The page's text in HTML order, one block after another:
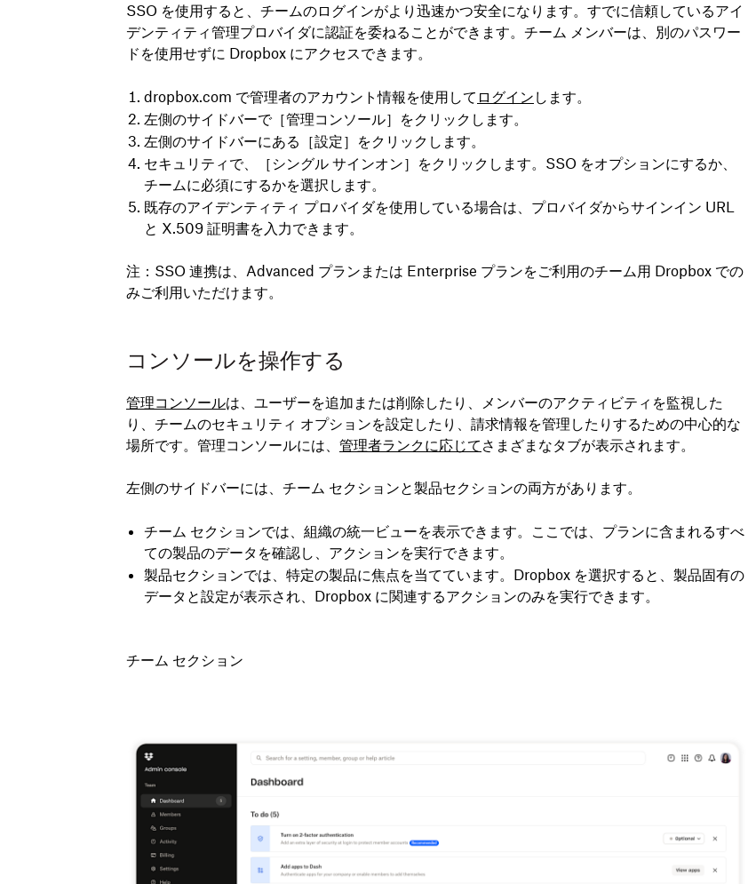
SSO を使用すると、チームのログインがより迅速かつ安全になります。すでに信頼しているアイ
デンティティ管理プロバイダに認証を委ねることができます。チーム メンバーは、別のパスワー
ドを使用せずに Dropbox にアクセスできます。
dropbox.com で管理者のアカウント情報を使用して ログイン します。
左側のサイドバーで［管理コンソール］をクリックします。
左側のサイドバーにある［設定］をクリックします。
セキュリティ で、［ シングル サインオン］をクリックします。SSO をオプションにするか、
チームに必須にするかを選択します。
既存のアイデンティティ プロバイダを使用している場合は、プロバイダからサインイン URL
と X.509 証明書を入力できます。
注 ：SSO 連携は、Advanced プランまたは Enterprise プランをご利用のチーム用 Dropbox での
みご利用いただけます。
コンソールを操作する
管理コンソールは、ユーザーを追加または削除したり、メンバーのアクティビティを監視した
り、チームのセキュリティ オプションを設定したり、請求情報を管理したりするための中心的な
場所です。管理コンソールには、 管理者ランクに応じて さまざまなタブが表示されます。
左側のサイドバーには、 チーム セクションと製品セクションの両方があります。
チーム セクションでは、組織の統一ビューを表示できます。ここでは、プランに含まれるすべ
ての製品のデータを確認し、アクションを実行できます。
製品セクションでは、特定の製品に焦点を当てています。Dropbox を選択すると、製品固有の
データと設定が表示され、Dropbox に関連するアクションのみを実行できます。
チーム セクション